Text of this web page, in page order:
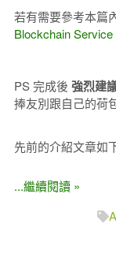
若有需要參考本篇
Blockchain
PS 完成後 強烈建
捧友別跟自己的荷
先前的介紹文章如
...繼續閱讀 »